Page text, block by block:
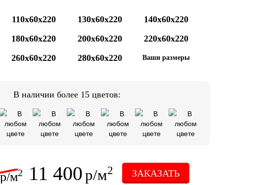
110x60x220 130x60x220
140x60x220
180x60x220 200x60x220
220x60x220
260x60x220 280x60x220 Ваши размеры
В наличии более 15 цветов:
р/м2 11 400р/м2 ЗАКАЗАТЬ